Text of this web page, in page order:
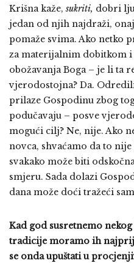
Krišna kaže,sukriti, dobri
jedan od njih najdraži,
pomaže svima. Ako netko
za materijalnim dobitkom
obožavanja Boga – je li ta
vjerodostojna? Da.
prilaze Gospodinu zbog
podučavaju – posve
mogući cilj? Ne, nije. Ako
novca, shvaćamo da to
svakako može biti
smjeru. Sada dolazi
dana može doći tražeći
Kad god susretnemo
tradicije moramo ih
se onda upuštati u